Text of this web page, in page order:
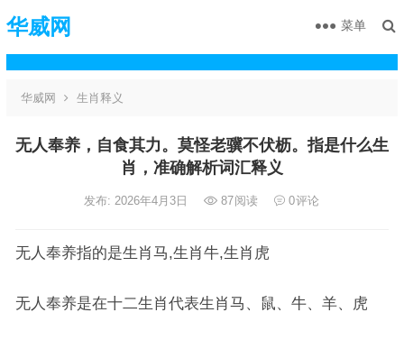
华威网 菜单
华威网 生肖释义
无人奉养，自食其力。莫怪老骥不伏枥。指是什么生
肖，准确解析词汇释义
发布: 2026年4月3日 87阅读 0评论
无人奉养指的是生肖马,生肖牛,生肖虎
无人奉养是在十二生肖代表生肖马、鼠、牛、羊、虎